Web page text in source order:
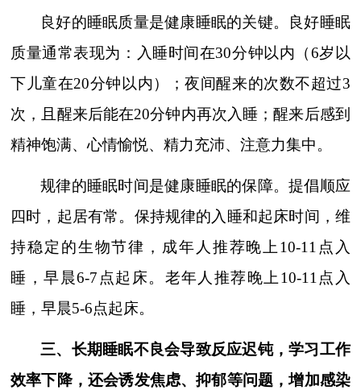
良好的睡眠质量是健康睡眠的关键。良好睡眠
质量通常表现为：入睡时间在30分钟以内（6岁以
下儿童在20分钟以内）；夜间醒来的次数不超过3
次，且醒来后能在20分钟内再次入睡；醒来后感到
精神饱满、心情愉悦、精力充沛、注意力集中。
规律的睡眠时间是健康睡眠的保障。提倡顺应
四时，起居有常。保持规律的入睡和起床时间，维
持稳定的生物节律，成年人推荐晚上10-11 点入
睡，早晨6-7 点起床。老年人推荐晚上10-11点入
睡，早晨5-6点起床。
三、长期睡眠不良会导致反应迟钝，学习工作
效率下降，还会诱发焦虑、抑郁等问题，增加感染